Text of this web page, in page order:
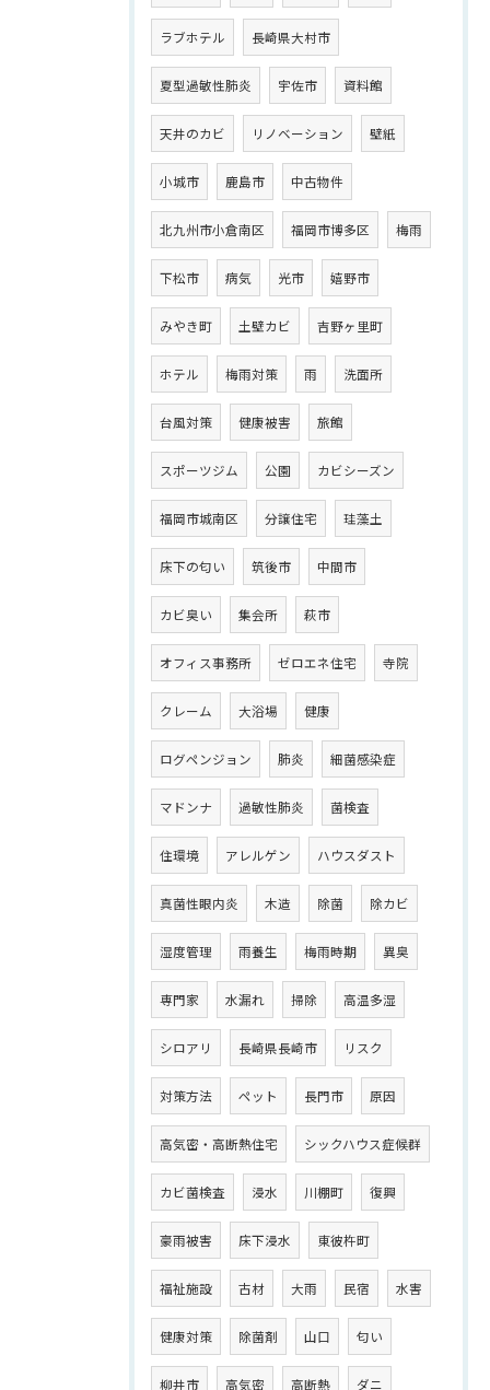
ラブホテル 長崎県大村市
夏型過敏性肺炎 宇佐市 資料館
天井のカビ リノベーション 壁紙
小城市 鹿島市 中古物件
北九州市小倉南区 福岡市博多区 梅雨
下松市 病気 光市 嬉野市
みやき町 土壁カビ 吉野ヶ里町
ホテル 梅雨対策 雨 洗面所
台風対策 健康被害 旅館
スポーツジム 公園 カビシーズン
福岡市城南区 分譲住宅 珪藻土
床下の匂い 筑後市 中間市
カビ臭い 集会所 萩市
オフィス事務所 ゼロエネ住宅 寺院
クレーム 大浴場 健康
ログペンジョン 肺炎 細菌感染症
マドンナ 過敏性肺炎 菌検査
住環境 アレルゲン ハウスダスト
真菌性眼内炎 木造 除菌 除カビ
湿度管理 雨養生 梅雨時期 異臭
専門家 水漏れ 掃除 高温多湿
シロアリ 長崎県長崎市 リスク
対策方法 ペット 長門市 原因
高気密・高断熱住宅 シックハウス症候群
カビ菌検査 浸水 川棚町 復興
豪雨被害 床下浸水 東彼杵町
福祉施設 古材 大雨 民宿 水害
健康対策 除菌剤 山口 匂い
柳井市 高気密 高断熱 ダニ